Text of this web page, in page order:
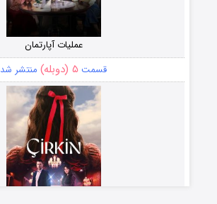
عملیات آپارتمان
قسمت ۵ (دوبله) منتشر شد